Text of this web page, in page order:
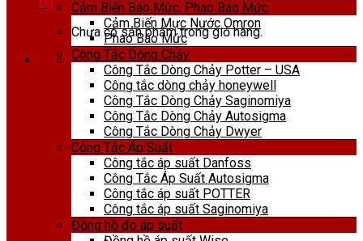
0₫
Chưa có sản phẩm trong giỏ hàng.
Cảm Biến Báo Mức, Phao Báo Mức
Cảm Biến Mực Nước Omron
Phao Báo Mức
Công Tắc Dòng Chảy
Công Tắc Dòng Chảy Potter – USA
Công tắc dòng chảy honeywell
Công Tắc Dòng Chảy Saginomiya
Công Tắc Dòng Chảy Autosigma
Công Tắc Dòng Chảy Dwyer
Công Tắc Áp Suất
Công tắc áp suất Danfoss
Công Tắc Áp Suất Autosigma
Công tắc áp suất POTTER
Công tắc áp suất Saginomiya
Đồng hồ đo áp suất